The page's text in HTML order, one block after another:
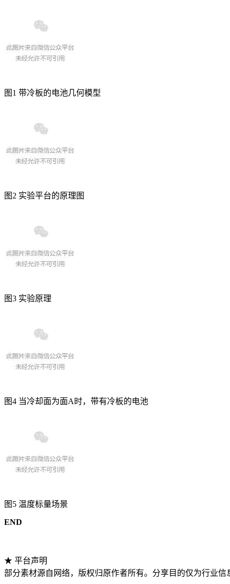
图1 带冷板的电池几何模型
图2 实验平台的原理图
图3 实验原理
图4 当冷却面为面A时，带有冷板的电池
图5 温度标量场景
END
★ 平台声明
部分素材源自网络，版权归原作者所有。分享目的仅为行业